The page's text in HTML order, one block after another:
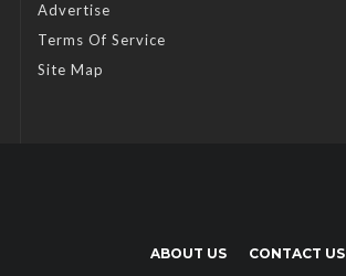
Advertise
Terms Of Service
Site Map
ABOUT US CONTACT US